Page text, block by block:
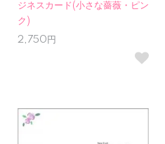
ジネスカード(小さな薔薇・ピン
ク)
2,750円